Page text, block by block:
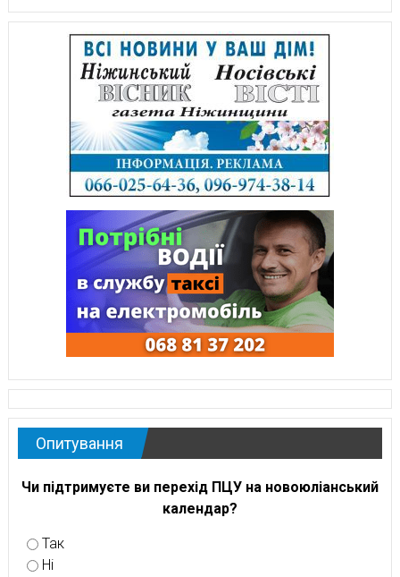
Опитування
Чи підтримуєте ви перехід ПЦУ на новоюліанський
календар?
Так
Ні